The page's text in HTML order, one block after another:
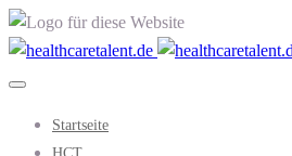
Startseite